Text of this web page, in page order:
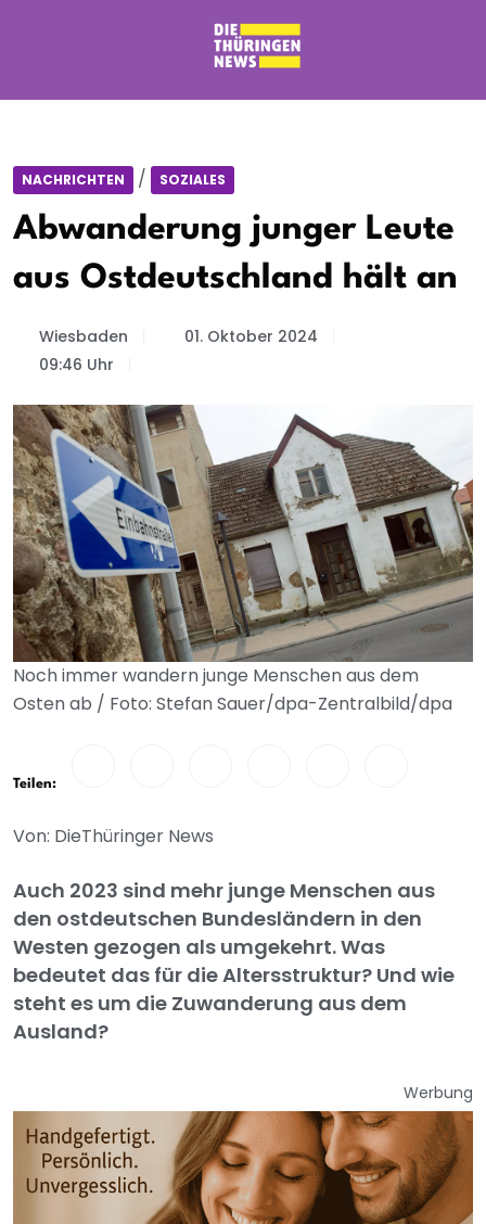
NACHRICHTEN / SOZIALES
Abwanderung junger Leute
aus Ostdeutschland hält an
Wiesbaden
01. Oktober 2024
09:46 Uhr
Noch immer wandern junge Menschen aus dem
Osten ab / Foto: Stefan Sauer/dpa-Zentralbild/dpa
Teilen:
Von: DieThüringer News
Auch 2023 sind mehr junge Menschen aus
den ostdeutschen Bundesländern in den
Westen gezogen als umgekehrt. Was
bedeutet das für die Altersstruktur? Und wie
steht es um die Zuwanderung aus dem
Ausland?
Werbung